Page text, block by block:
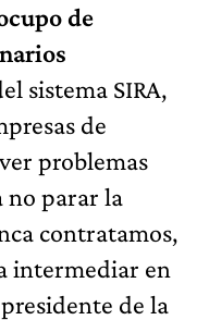
de
sistema SIRA,
de
problemas
no parar la
contratamos,
intermediar en
de la